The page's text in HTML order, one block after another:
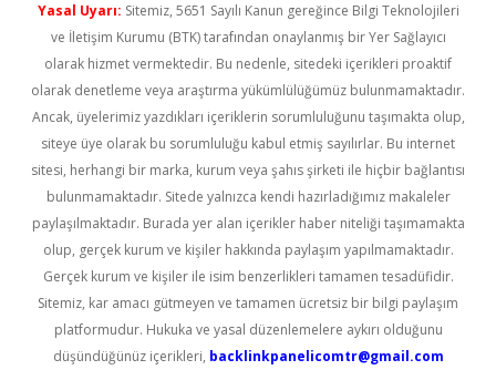
Yasal Uyarı: Sitemiz, 5651 Sayılı Kanun gereğince Bilgi Teknolojileri
ve İletişim Kurumu (BTK) tarafından onaylanmış bir Yer Sağlayıcı
olarak hizmet vermektedir. Bu nedenle, sitedeki içerikleri proaktif
olarak denetleme veya araştırma yükümlülüğümüz bulunmamaktadır.
Ancak, üyelerimiz yazdıkları içeriklerin sorumluluğunu taşımakta olup,
siteye üye olarak bu sorumluluğu kabul etmiş sayılırlar. Bu internet
sitesi, herhangi bir marka, kurum veya şahıs şirketi ile hiçbir bağlantısı
bulunmamaktadır. Sitede yalnızca kendi hazırladığımız makaleler
paylaşılmaktadır. Burada yer alan içerikler haber niteliği taşımamakta
olup, gerçek kurum ve kişiler hakkında paylaşım yapılmamaktadır.
Gerçek kurum ve kişiler ile isim benzerlikleri tamamen tesadüfidir.
Sitemiz, kar amacı gütmeyen ve tamamen ücretsiz bir bilgi paylaşım
platformudur. Hukuka ve yasal düzenlemelere aykırı olduğunu
düşündüğünüz içerikleri, backlinkpanelicomtr@gmail.com